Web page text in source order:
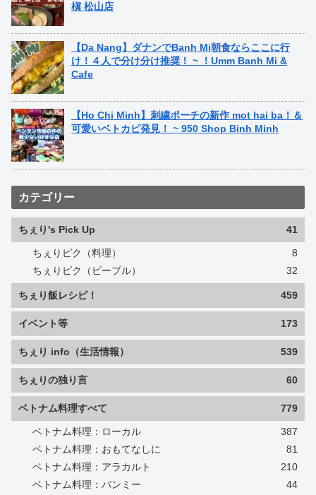
槇 松山店
【Da Nang】ダナンでBanh Mi朝食ならここに行
け！４人で分け分け推奨！ ~ ！Umm Banh Mi &
Cafe
【Ho Chi Minh】刺繍ポーチの新作 mot hai ba！＆
可愛いベトカピ発見！ ~ 950 Shop Binh Minh
カテゴリー
ちぇり's Pick Up 41
ちぇりピク（料理）
8
ちぇりピク（ピープル）
32
ちぇり飯レシピ！ 459
イベント等 173
ちぇり info（生活情報） 539
ちぇりの独り言 60
ベトナム料理すべて 779
ベトナム料理：ローカル
387
ベトナム料理：おもてなしに
81
ベトナム料理：アラカルト
210
ベトナム料理：バンミー
44